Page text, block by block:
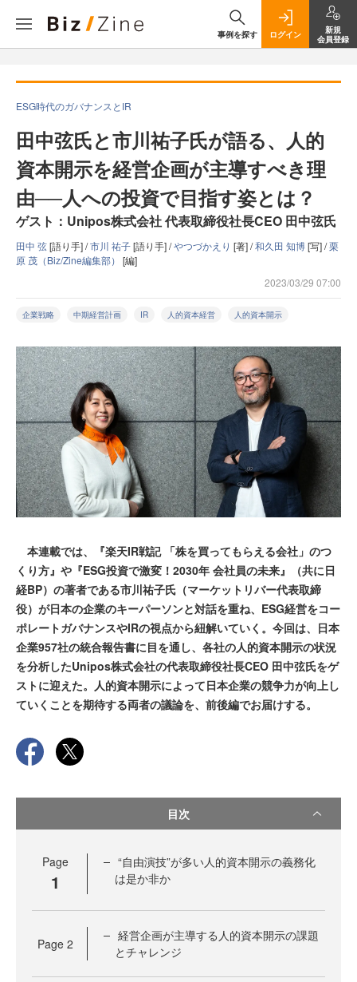
事例を探す ログイン
新規
会員登録
ESG時代のガバナンスとIR
田中弦氏と市川祐子氏が語る、人的
資本開示を経営企画が主導すべき理
由──人への投資で目指す姿とは？
ゲスト：Unipos株式会社 代表取締役社長CEO 田中弦氏
田中 弦[語り手] /市川 祐子[語り手] /やつづかえり [著] /和久田 知博[写] /栗
原 茂（Biz/Zine編集部） [編]
2023/03/29 07:00
企業戦略 中期経営計画 IR 人的資本経営 人的資本開示
本連載では、『楽天IR戦記 「株を買ってもらえる会社」のつ
くり方』や『ESG投資で激変！2030年 会社員の未来』（共に日
経BP）の著者である市川祐子氏（マーケットリバー代表取締
役）が日本の企業のキーパーソンと対話を重ね、ESG経営をコー
ポレートガバナンスやIRの視点から紐解いていく。今回は、日本
企業957社の統合報告書に目を通し、各社の人的資本開示の状況
を分析したUnipos株式会社の代表取締役社長CEO 田中弦氏をゲ
ストに迎えた。人的資本開示によって日本企業の競争力が向上し
ていくことを期待する両者の議論を、前後編でお届けする。
目次
Page
1
“自由演技”が多い人的資本開示の義務化
は是か非か
Page 2
経営企画が主導する人的資本開示の課題
とチャレンジ